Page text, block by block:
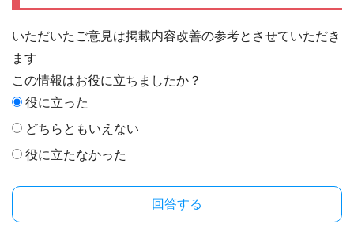
いただいたご意見は掲載内容改善の参考とさせていただき
ます
この情報はお役に立ちましたか？
役に立った
どちらともいえない
役に立たなかった